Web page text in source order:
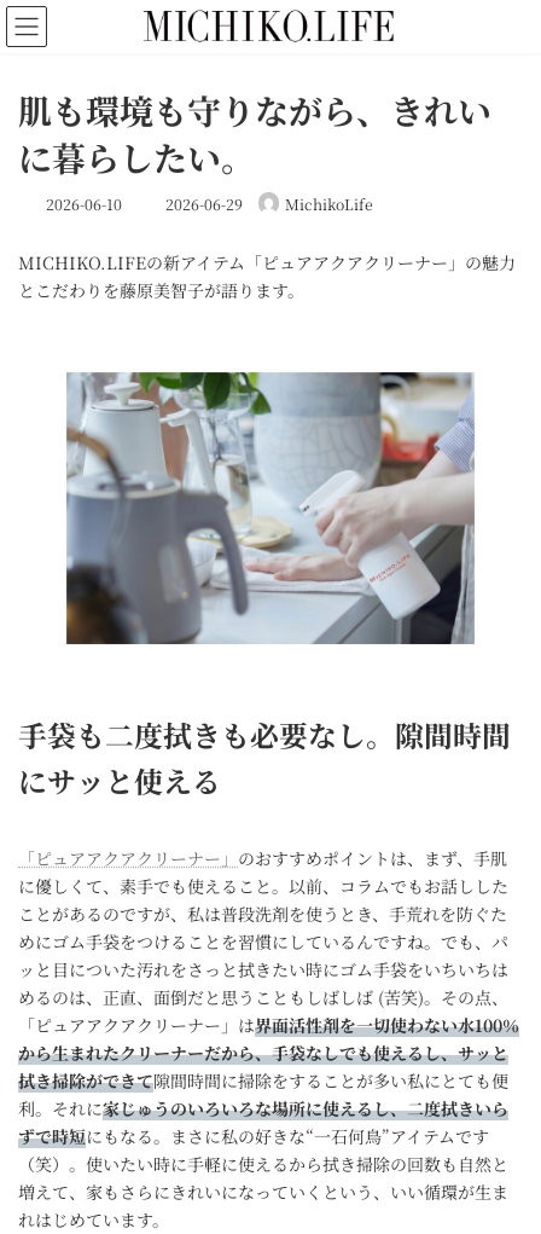
コ
ン
ナ
ビ
肌も環境も守りながら、きれい
に暮らしたい。
2026-06-10
最
新
日
2026-06-29 MichikoLife
MICHIKO.LIFEの新アイテム「ピュアアクアクリーナー」の魅力
とこだわりを藤原美智子が語ります。
手袋も二度拭きも必要なし。隙間時間
にサッと使える
「ピュアアクアクリーナー」 のおすすめポイントは、まず、手肌
に優しくて、素手でも使えること。以前、コラムでもお話しした
ことがあるのですが、私は普段洗剤を使うとき、手荒れを防ぐた
めにゴム手袋をつけることを習慣にしているんですね。でも、パ
ッと目についた汚れをさっと拭きたい時にゴム手袋をいちいちは
めるのは、正直、面倒だと思うこともしばしば (苦笑)。その点、
「ピュアアクアクリーナー」は界面活性剤を一切使わない水100％
から生まれたクリーナーだから、手袋なしでも使えるし、サッと
拭き掃除ができて隙間時間に掃除をすることが多い私にとても便
利。それに家じゅうのいろいろな場所に使えるし、二度拭きいら
ずで時短にもなる。まさに私の好きな“一石何鳥”アイテムです
（笑）。使いたい時に手軽に使えるから拭き掃除の回数も自然と
増えて、家もさらにきれいになっていくという、いい循環が生ま
れはじめています。